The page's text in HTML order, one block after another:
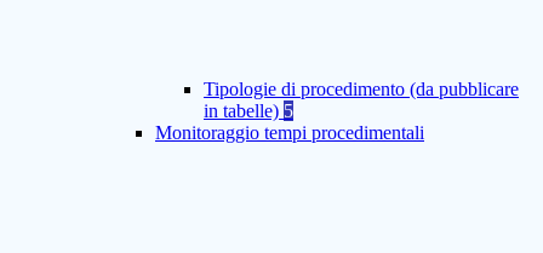
Tipologie di procedimento (da pubblicare
in tabelle) 5
Monitoraggio tempi procedimentali